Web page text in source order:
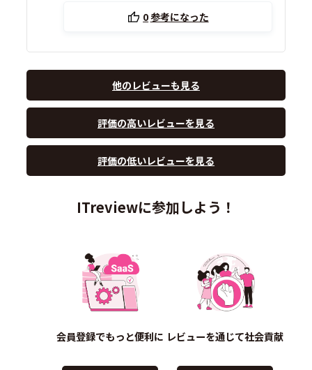
0参考になった
他のレビューも見る
評価の高いレビューを見る
評価の低いレビューを見る
ITreviewに参加しよう！
会員登録でもっと便利に レビューを通じて社会貢献